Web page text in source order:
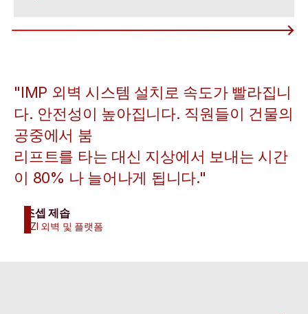
"IMP 외벽 시스템 설치로 속도가 빨라집니
다. 안전성이 높아집니다. 직원들이 건물의
공중에서 붐
리프트를 타는 대신 지상에서 보내는 시간
이 80% 나 늘어나게 됩니다."
조셉 제솝
BZI 외벽 및 플랫폼